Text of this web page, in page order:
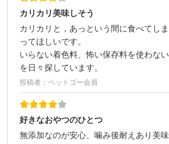
カリカリ美味しそう
カリカリと，あっという間に食べてし
ってほしいです。
いらない着色料、怖い保存料を使わな
を日々探しています。
投稿者：ペットゴー会員
好きなおやつのひとつ
無添加なのが安心、噛み後耐えあり美味